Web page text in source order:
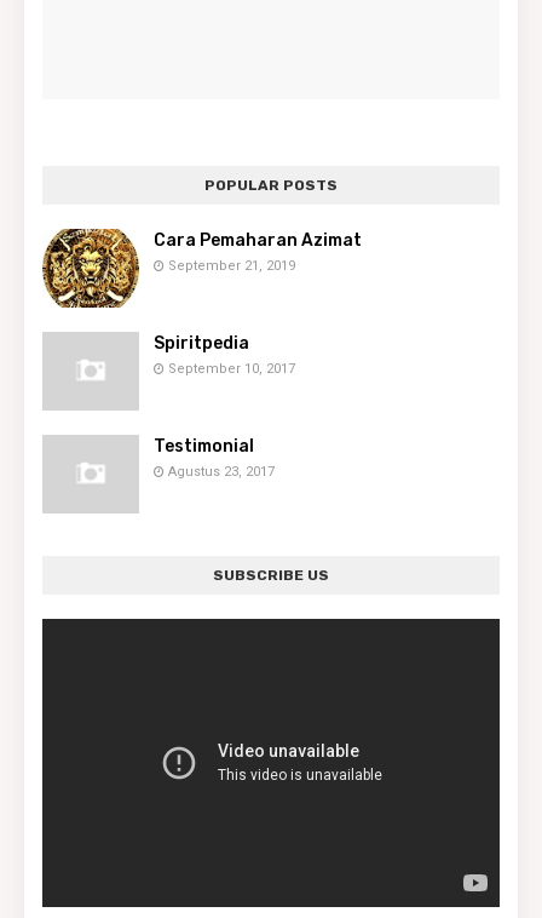
POPULAR POSTS
Cara Pemaharan Azimat
September 21, 2019
Spiritpedia
September 10, 2017
Testimonial
Agustus 23, 2017
SUBSCRIBE US